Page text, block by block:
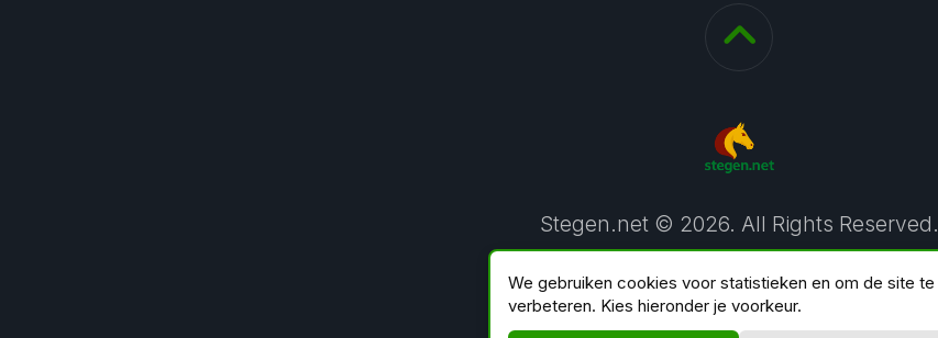
Stegen.net © 2026. All Rights Reserved.
We gebruiken cookies voor statistieken en om de site te
verbeteren. Kies hieronder je voorkeur.